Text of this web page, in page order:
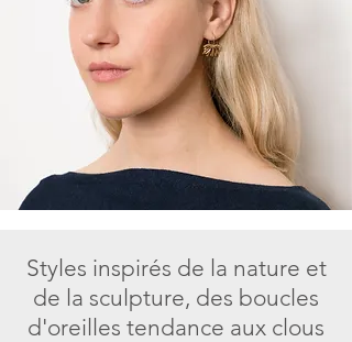
Styles inspirés de la nature et
de la sculpture, des boucles
d'oreilles tendance aux clous